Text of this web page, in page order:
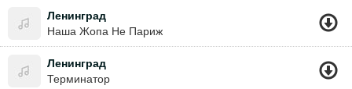
Ленинград
Наша Жопа Не Париж
Ленинград
Терминатор